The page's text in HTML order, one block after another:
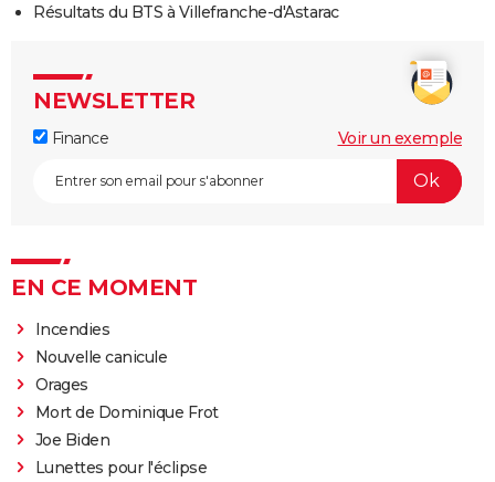
Résultats du BTS à Villefranche-d'Astarac
NEWSLETTER
Finance Voir un exemple
EN CE MOMENT
Incendies
Nouvelle canicule
Orages
Mort de Dominique Frot
Joe Biden
Lunettes pour l'éclipse